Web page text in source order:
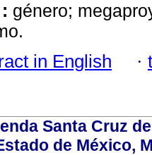
género;
in English ·
Santa Cruz
de México,